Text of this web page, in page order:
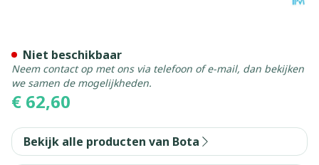
€ 62,60
Niet beschikbaar
Neem contact op met ons via telefoon of e-mail, dan bekijken
we samen de mogelijkheden.
Bekijk alle producten van Bota